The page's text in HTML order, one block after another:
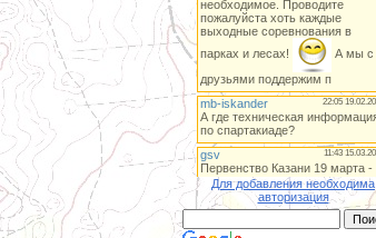
Для добавления необходима
авторизация